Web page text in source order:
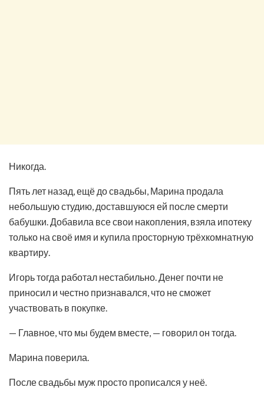
Никогда.
Пять лет назад, ещё до свадьбы, Марина продала
небольшую студию, доставшуюся ей после смерти
бабушки. Добавила все свои накопления, взяла ипотеку
только на своё имя и купила просторную трёхкомнатную
квартиру.
Игорь тогда работал нестабильно. Денег почти не
приносил и честно признавался, что не сможет
участвовать в покупке.
— Главное, что мы будем вместе, — говорил он тогда.
Марина поверила.
После свадьбы муж просто прописался у неё.